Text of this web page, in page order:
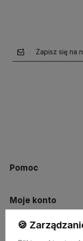
Zapisz się na
Pomoc
Moje konto
Płatności i
🍪